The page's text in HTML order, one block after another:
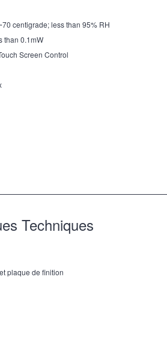
centigrade; less than 95% RH
than 0.1mW
Screen Control
Techniques
plaque de finition